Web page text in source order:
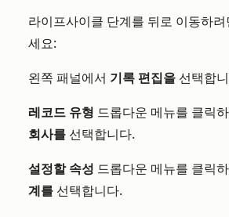
라이프사이클 단계를 뒤로 이동하
세요:
왼쪽 패널에서 기록 편집을 선택합
레코드 유형 드롭다운 메뉴를 클릭
회사를 선택합니다.
설정할 속성 드롭다운 메뉴를 클릭
계를 선택합니다.